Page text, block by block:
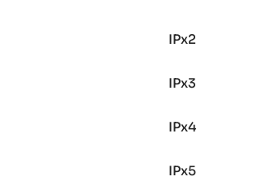
IPx2
IPx3
IPx4
IPx5